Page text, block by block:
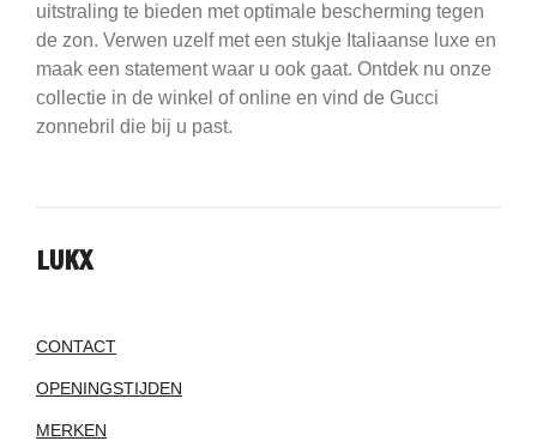
uitstraling te bieden met optimale bescherming tegen
de zon. Verwen uzelf met een stukje Italiaanse luxe en
maak een statement waar u ook gaat. Ontdek nu onze
collectie in de winkel of online en vind de Gucci
zonnebril die bij u past.
LUKX
CONTACT
OPENINGSTIJDEN
MERKEN